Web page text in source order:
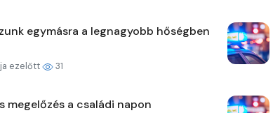
egymásra a legnagyobb hőségben
ezelőtt 31
megelőzés a családi napon